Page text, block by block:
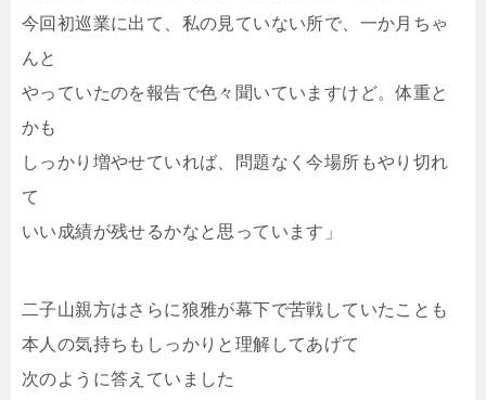
今回初巡業に出て、私の見ていない所で、一か月ちゃ
んと
やっていたのを報告で色々聞いていますけど。体重と
かも
しっかり増やせていれば、問題なく今場所もやり切れ
て
いい成績が残せるかなと思っています」
二子山親方はさらに狼雅が幕下で苦戦していたことも
本人の気持ちもしっかりと理解してあげて
次のように答えていました